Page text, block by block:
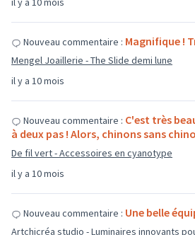
il y a 10 mois
Nouveau commentaire : Magnifique !
Mengel Joaillerie - The Slide demi lune
il y a 10 mois
Nouveau commentaire : C'est très
à deux pas ! Alors, chinons sans
De fil vert - Accessoires en cyanotype
Nouveau commentaire : Une belle
Artchicréa studio - Luminaires innovants